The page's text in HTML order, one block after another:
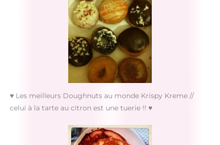
♥ Les meilleurs Doughnuts au monde Krispy Kreme //
celui à la tarte au citron est une tuerie !! ♥